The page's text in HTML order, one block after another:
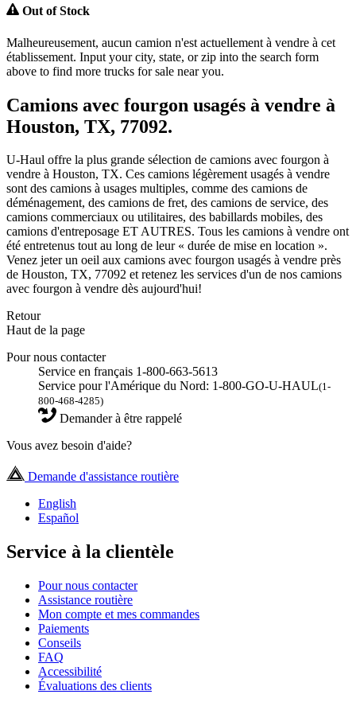
Out of Stock
Malheureusement, aucun camion n'est actuellement à vendre à cet
établissement. Input your city, state, or zip into the search form
above to find more trucks for sale near you.
Camions avec fourgon usagés à vendre à
Houston, TX, 77092.
U-Haul offre la plus grande sélection de camions avec fourgon à
vendre à Houston, TX. Ces camions légèrement usagés à vendre
sont des camions à usages multiples, comme des camions de
déménagement, des camions de fret, des camions de service, des
camions commerciaux ou utilitaires, des babillards mobiles, des
camions d'entreposage ET AUTRES. Tous les camions à vendre ont
été entretenus tout au long de leur « durée de mise en location ».
Venez jeter un oeil aux camions avec fourgon usagés à vendre près
de Houston, TX, 77092 et retenez les services d'un de nos camions
avec fourgon à vendre dès aujourd'hui!
Retour
Haut de la page
Pour nous contacter
Service en français 1-800-663-5613
Service pour l'Amérique du Nord: 1-800-GO-U-HAUL(1-
800-468-4285)
Demander à être rappelé
Vous avez besoin d'aide?
Demande d'assistance routière
English
Español
Service à la clientèle
Pour nous contacter
Assistance routière
Mon compte et mes commandes
Paiements
Conseils
FAQ
Accessibilité
Évaluations des clients